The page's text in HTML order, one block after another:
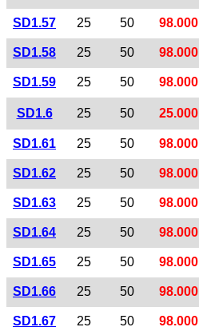
SD1.57 25 50 98.000
SD1.58 25 50 98.000
SD1.59 25 50 98.000
SD1.6 25 50 25.000
SD1.61 25 50 98.000
SD1.62 25 50 98.000
SD1.63 25 50 98.000
SD1.64 25 50 98.000
SD1.65 25 50 98.000
SD1.66 25 50 98.000
SD1.67 25 50 98.000